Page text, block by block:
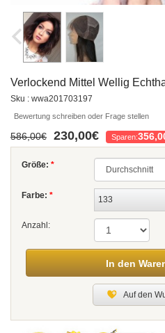
Verlockend Mittel Wellig
Sku : wwa201703197
Bewertung schreiben oder Frage stellen
586,00€ 230,00€ Sparen:
Größe: *
Farbe: * 133
Anzahl:
In den
Auf den